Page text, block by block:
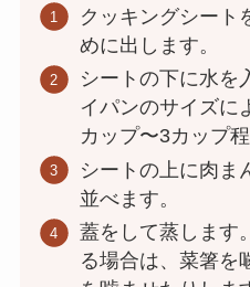
クッキングシート
めに出します。
シートの下に水を
イパンのサイズに
カップ〜3カップ
シートの上に肉ま
並べます。
蓋をして蒸します
る場合は、菜箸を